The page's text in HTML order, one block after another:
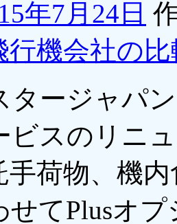
年7月24日
行機会社の
タージャパ
ビスのリニ
手荷物、機
せてPlusオ